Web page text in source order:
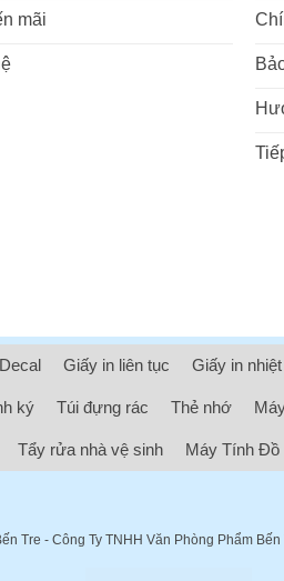
mãi
Giấy in liên tục Giấy in nhiệt
ký Túi đựng rác Thẻ nhớ
Tẩy rửa nhà vệ sinh Máy Tính Đồ
Tre - Công Ty TNHH Văn Phòng Phẩm